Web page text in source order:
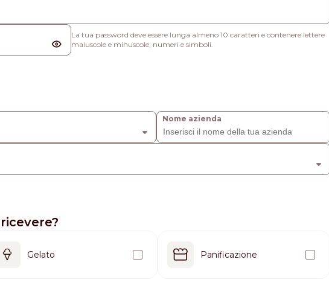
La tua password deve essere lunga almeno 10 caratteri e contenere lettere
maiuscole e minuscole, numeri e simboli.
Nome azienda
Gelato Panificazione